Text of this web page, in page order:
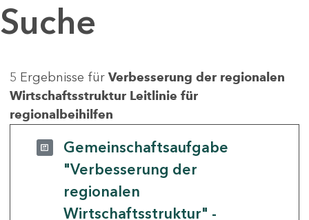
Suche
5 Ergebnisse für Verbesserung der regionalen
Wirtschaftsstruktur Leitlinie für
regionalbeihilfen
Gemeinschaftsaufgabe
"Verbesserung der
regionalen
Wirtschaftsstruktur" -